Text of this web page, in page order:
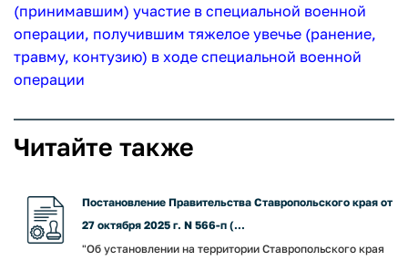
(принимавшим) участие в специальной военной
операции, получившим тяжелое увечье (ранение,
травму, контузию) в ходе специальной военной
операции
Читайте также
Постановление Правительства Ставропольского края от
27 октября 2025 г. N 566-п (...
"Об установлении на территории Ставропольского края